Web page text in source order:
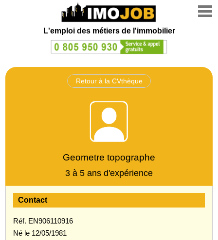
L'emploi des métiers de l'immobilier
Retour à la CVthèque
Geometre topographe
3 à 5 ans d'expérience
Contact
Réf. EN906110916
Né le 12/05/1981